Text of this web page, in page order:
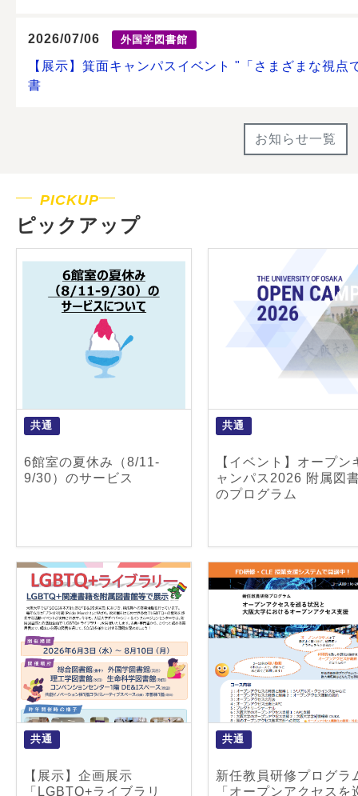
2026/07/06 外国学図書館
【展示】箕面キャンパスイベント "「さまざまな視
書
お知らせ一覧
PICKUP
ピックアップ
共通
6館室の夏休み（8/11-
9/30）のサービス
共通
【イベント】オープン
ャンパス2026 附属図
のプログラム
共通
【展示】企画展示
「LGBTQ+ライブラリ
共通
新任教員研修プログラ
「オープンアクセスを